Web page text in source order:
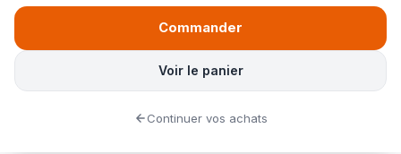
Voir le panier
Commander
Continuer vos achats